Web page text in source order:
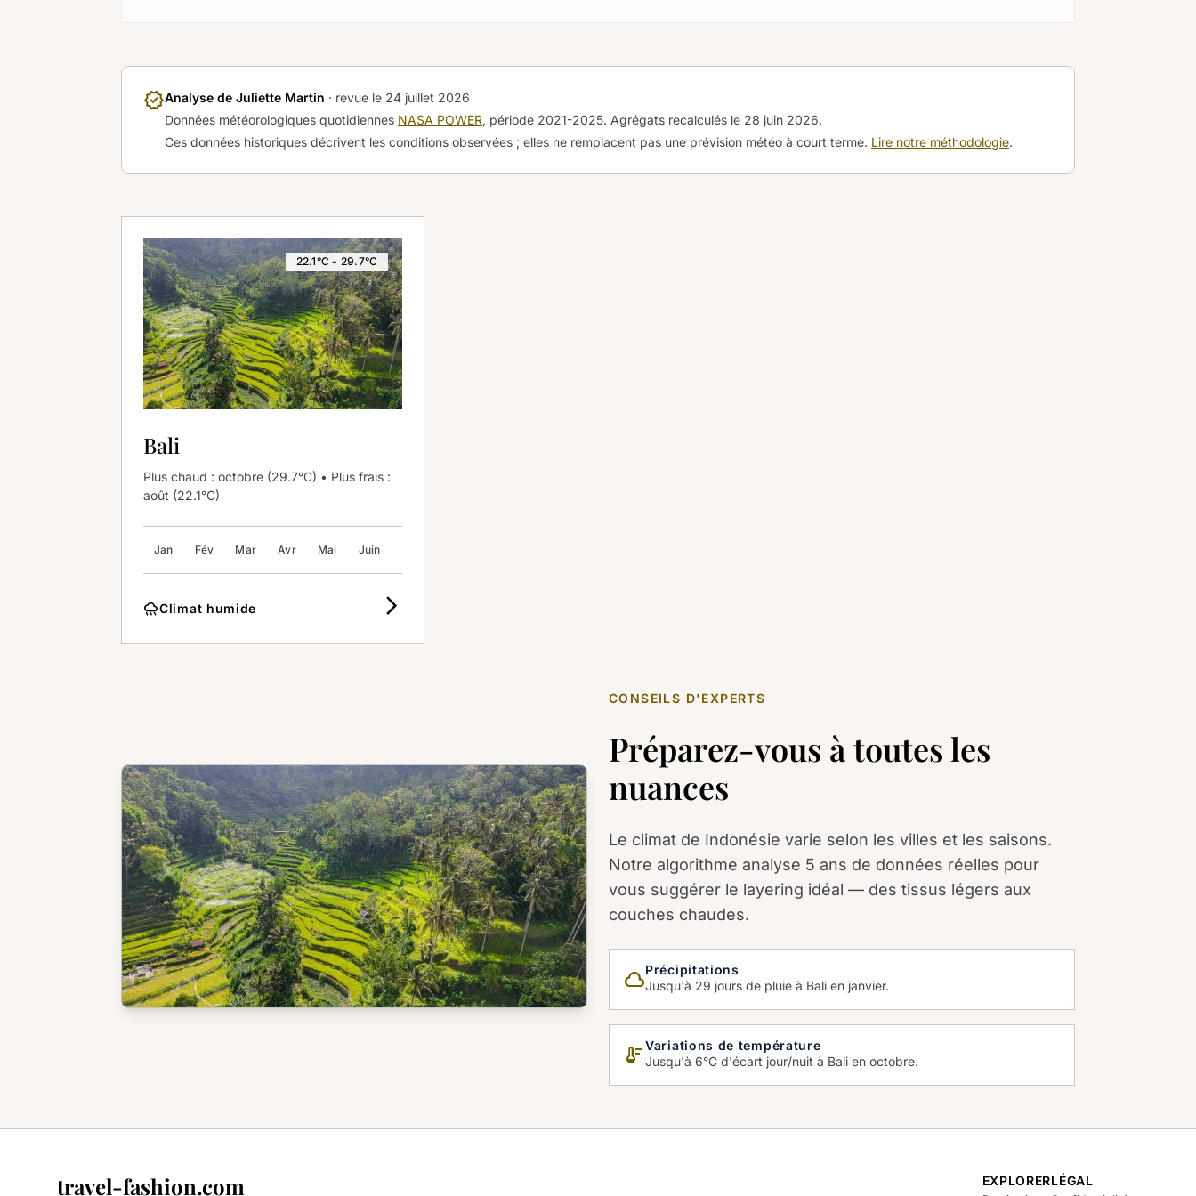
verifiedAnalyse de Juliette Martin · revue le 24 juillet 2026
Données météorologiques quotidiennes NASA POWER, période 2021-2025. Agrégats recalculés le 28 juin 2026.
Ces données historiques décrivent les conditions observées ; elles ne remplacent pas une prévision météo à court terme. Lire notre méthodologie.
22.1°C - 29.7°C
Bali
Plus chaud : octobre (29.7°C) • Plus frais :
août (22.1°C)
Jan Fév Mar Avr Mai Juin
rainyClimat humide arrow_forward_ios
CONSEILS D'EXPERTS
Préparez-vous à toutes les
nuances
Le climat de Indonésie varie selon les villes et les saisons.
Notre algorithme analyse 5 ans de données réelles pour
vous suggérer le layering idéal — des tissus légers aux
couches chaudes.
cloud_queuePrécipitations
Jusqu'à 29 jours de pluie à Bali en janvier.
thermostatVariations de température
Jusqu'à 6°C d'écart jour/nuit à Bali en octobre.
travel-fashion.com EXPLORERLÉGAL